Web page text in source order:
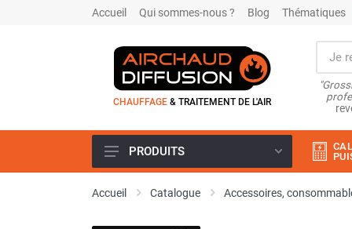
Accueil Qui sommes-nous ? Blog Thématiques
CHAUFFAGE & TRAITEMENT DE L'AIR
Climatiseur
PRODUITS
Accueil Catalogue Accessoires,